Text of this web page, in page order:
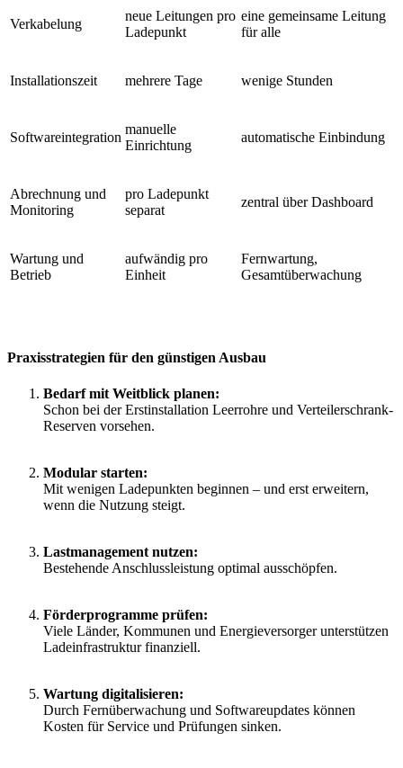
Verkabelung
neue Leitungen pro
Ladepunkt
eine gemeinsame Leitung
für alle
Installationszeit mehrere Tage wenige Stunden
Softwareintegration
manuelle
Einrichtung
automatische Einbindung
Abrechnung und
Monitoring
pro Ladepunkt
separat
zentral über Dashboard
Wartung und
Betrieb
aufwändig pro
Einheit
Fernwartung,
Gesamtüberwachung
Praxisstrategien für den günstigen Ausbau
Bedarf mit Weitblick planen:
Schon bei der Erstinstallation Leerrohre und Verteilerschrank-
Reserven vorsehen.
Modular starten:
Mit wenigen Ladepunkten beginnen – und erst erweitern,
wenn die Nutzung steigt.
Lastmanagement nutzen:
Bestehende Anschlussleistung optimal ausschöpfen.
Förderprogramme prüfen:
Viele Länder, Kommunen und Energieversorger unterstützen
Ladeinfrastruktur finanziell.
Wartung digitalisieren:
Durch Fernüberwachung und Softwareupdates können
Kosten für Service und Prüfungen sinken.